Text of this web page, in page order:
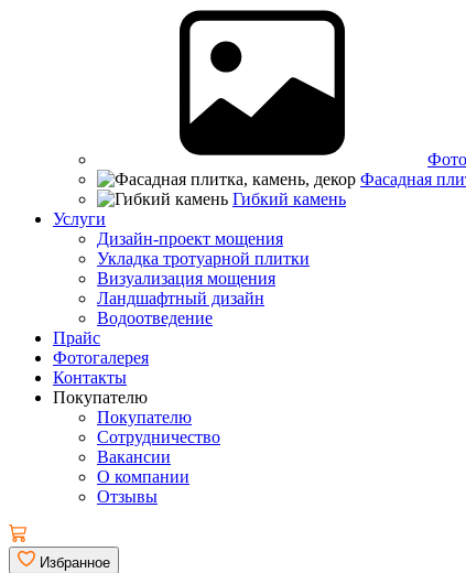
Фасадная
Гибкий камень
Услуги
Дизайн-проект мощения
Укладка тротуарной плитки
Визуализация мощения
Ландшафтный дизайн
Водоотведение
Прайс
Фотогалерея
Контакты
Покупателю
Покупателю
Сотрудничество
Вакансии
О компании
Отзывы
Избранное